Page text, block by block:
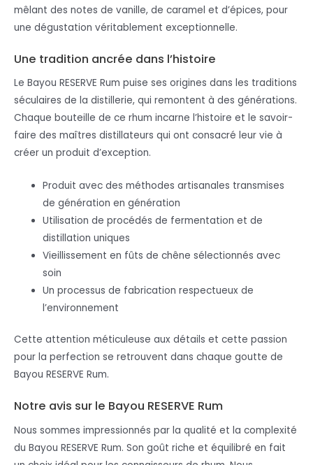
mêlant des notes de vanille, de caramel et d’épices, pour
une dégustation véritablement exceptionnelle.
Une tradition ancrée dans l’histoire
Le Bayou RESERVE Rum puise ses origines dans les traditions
séculaires de la distillerie, qui remontent à des générations.
Chaque bouteille de ce rhum incarne l’histoire et le savoir-
faire des maîtres distillateurs qui ont consacré leur vie à
créer un produit d’exception.
Produit avec des méthodes artisanales transmises
de génération en génération
Utilisation de procédés de fermentation et de
distillation uniques
Vieillissement en fûts de chêne sélectionnés avec
soin
Un processus de fabrication respectueux de
l’environnement
Cette attention méticuleuse aux détails et cette passion
pour la perfection se retrouvent dans chaque goutte de
Bayou RESERVE Rum.
Notre avis sur le Bayou RESERVE Rum
Nous sommes impressionnés par la qualité et la complexité
du Bayou RESERVE Rum. Son goût riche et équilibré en fait